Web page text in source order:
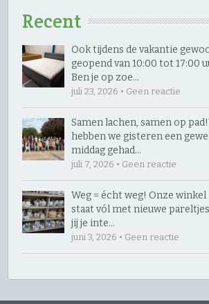
Recent
Ook tijdens de vakantie
geopend van 10:00 tot 17:00
Ben je op zoe…
juli 23, 2026 • Geen reactie
Samen lachen, samen op pad!
hebben we gisteren een
middag gehad…
juli 7, 2026 • Geen reactie
Weg = écht weg! Onze winkel
staat vól met nieuwe
jij je inte…
juni 3, 2026 • Geen reactie